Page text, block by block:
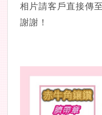
相片請客戶直接傳
謝謝！